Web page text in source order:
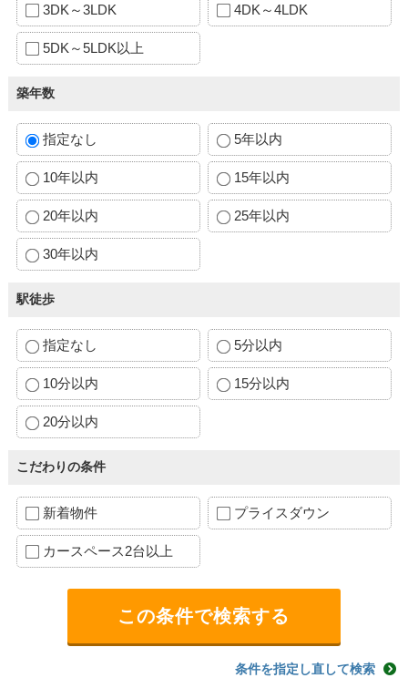
3DK～3LDK 4DK～4LDK
5DK～5LDK以上
築年数
指定なし 5年以内
10年以内 15年以内
20年以内 25年以内
30年以内
駅徒歩
指定なし 5分以内
10分以内 15分以内
20分以内
こだわりの条件
新着物件 プライスダウン
カースペース2台以上
条件を指定し直して検索